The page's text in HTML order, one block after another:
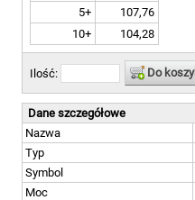
5+
107,76
10+
104,28
Ilość: Do
Dane szczegółowe
Nazwa
Typ
Symbol
Moc